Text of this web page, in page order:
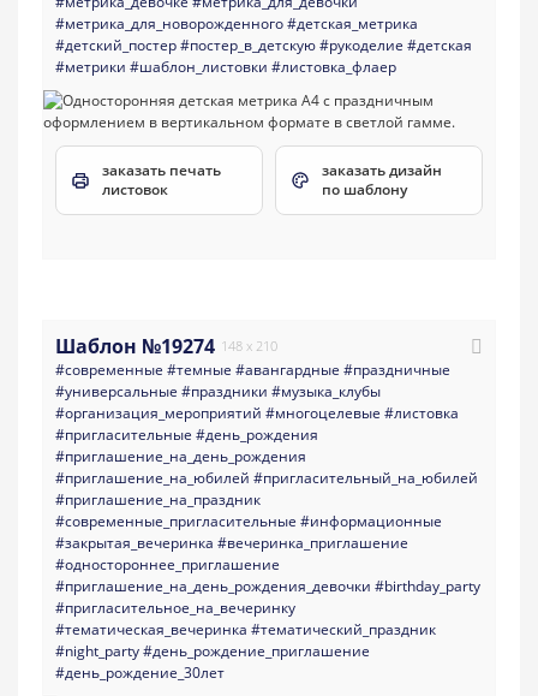
#метрика_для_новорожденного#детская_метрика
#детский_постер#постер_в_детскую#рукоделие #детская
#метрики #шаблон_листовки #листовка_флаер
заказать печать
листовок
заказать дизайн
по шаблону
Шаблон №19274 148 x 210
#современные #темные #авангардные #праздничные
#универсальные #праздники #музыка_клубы
#организация_мероприятий #многоцелевые #листовка
#пригласительные #день_рождения
#приглашение_на_день_рождения
#приглашение_на_юбилей #пригласительный_на_юбилей
#приглашение_на_праздник
#современные_пригласительные #информационные
#закрытая_вечеринка #вечеринка_приглашение
#одностороннее_приглашение
#приглашение_на_день_рождения_девочки #birthday_party
#пригласительное_на_вечеринку
#тематическая_вечеринка #тематический_праздник
#night_party#день_рождение_приглашение
#день_рождение_30лет